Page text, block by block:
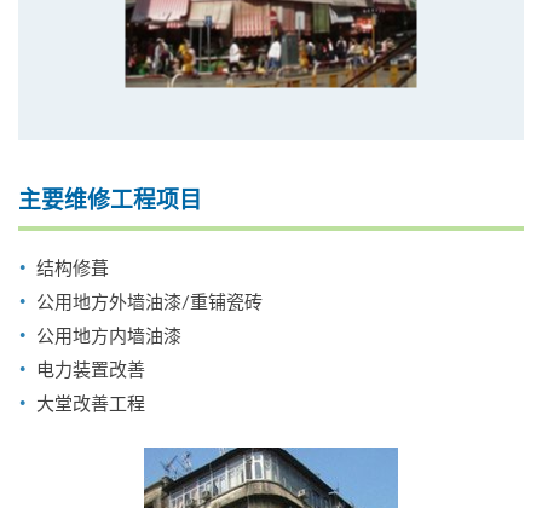
主要维修工程项目
结构修葺
公用地方外墙油漆/重铺瓷砖
公用地方内墙油漆
电力装置改善
大堂改善工程